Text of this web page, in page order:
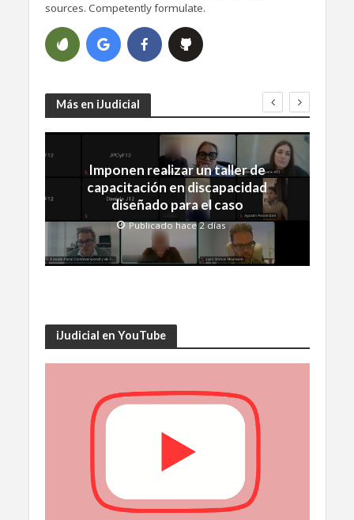
sources. Competently formulate.
Más en iJudicial
Imponen realizar un taller de
capacitación en discapacidad
diseñado para el caso
Publicado hace 2 días
iJudicial en YouTube